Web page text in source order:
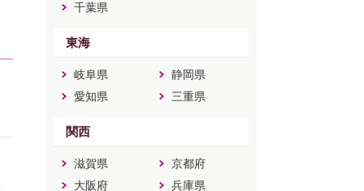
千葉県
東海
岐阜県
静岡県
愛知県
三重県
関西
滋賀県
京都府
大阪府
兵庫県